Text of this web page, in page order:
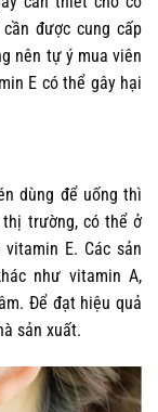
được cung cấp
nên tự ý mua viên
E có thể gây hại
dùng để uống thì
trường, có thể ở
E. Các sản
như vitamin A,
Để đạt hiệu quả
sản xuất.